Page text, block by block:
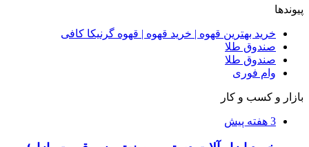
پیوندها
خرید بهترین قهوه | خرید قهوه | قهوه گرنیکا کافی
صندوق طلا
صندوق طلا
وام فوری
بازار و کسب و کار
3 هفته پیش